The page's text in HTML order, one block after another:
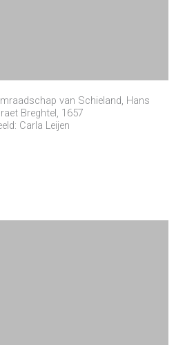
van Schieland, Hans
Breghtel, 1657
Carla Leijen